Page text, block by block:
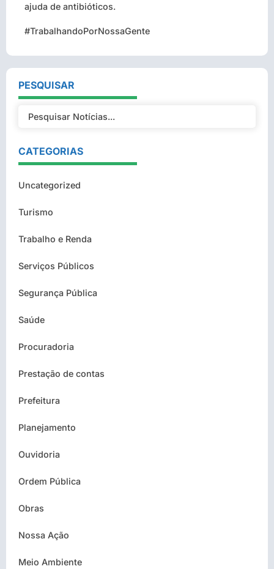
ajuda de antibióticos.
#TrabalhandoPorNossaGente
PESQUISAR
CATEGORIAS
Uncategorized
Turismo
Trabalho e Renda
Serviços Públicos
Segurança Pública
Saúde
Procuradoria
Prestação de contas
Prefeitura
Planejamento
Ouvidoria
Ordem Pública
Obras
Nossa Ação
Meio Ambiente